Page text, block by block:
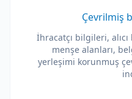
Çevrilmiş
İhracatçı bilgileri,
menşe alanları,
yerleşimi korunmuş